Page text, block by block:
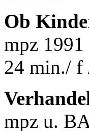
Ob
mpz
24 min./ f
mpz u.